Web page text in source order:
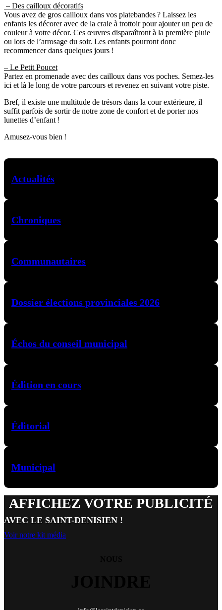
– Des cailloux décoratifs
Vous avez de gros cailloux dans vos platebandes ? Laissez les
enfants les décorer avec de la craie à trottoir pour ajouter un peu de
couleur à votre décor. Ces œuvres disparaîtront à la première pluie
ou lors de l’arrosage du soir. Les enfants pourront donc
recommencer dans quelques jours !
– Le Petit Poucet
Partez en promenade avec des cailloux dans vos poches. Semez-les
ici et là le long de votre parcours et revenez en suivant votre piste.
Bref, il existe une multitude de trésors dans la cour extérieure, il
suffit parfois de sortir de notre zone de confort et de porter nos
lunettes d’enfant !
Amusez-vous bien !
Actualités
Chroniques
Communautaires
Dossier élections provinciales 2026
Échos du conseil municipal
Édition en cours
Éditorial
Municipal
AFFICHEZ VOTRE PUBLICITÉ
AVEC LE SAINT-DENISIEN !
Voir notre kit média